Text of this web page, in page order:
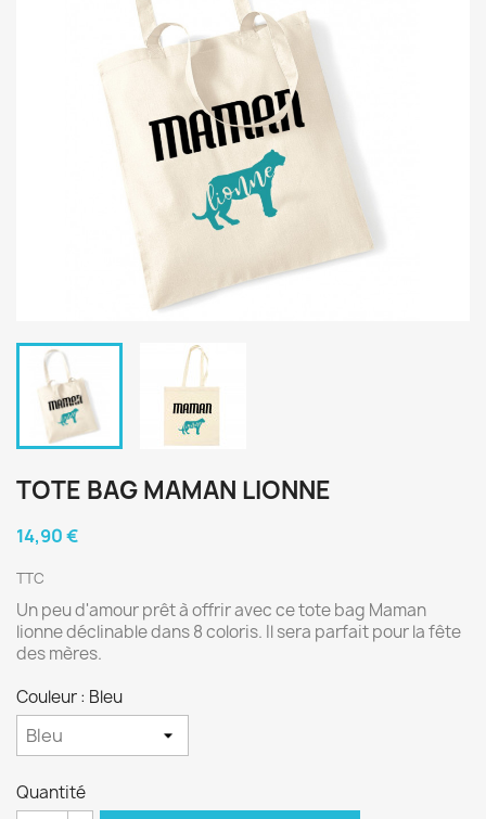
TOTE BAG MAMAN LIONNE
14,90 €
TTC
Un peu d'amour prêt à offrir avec ce tote bag Maman
lionne déclinable dans 8 coloris. Il sera parfait pour la fête
des mères.
Couleur : Bleu
Quantité